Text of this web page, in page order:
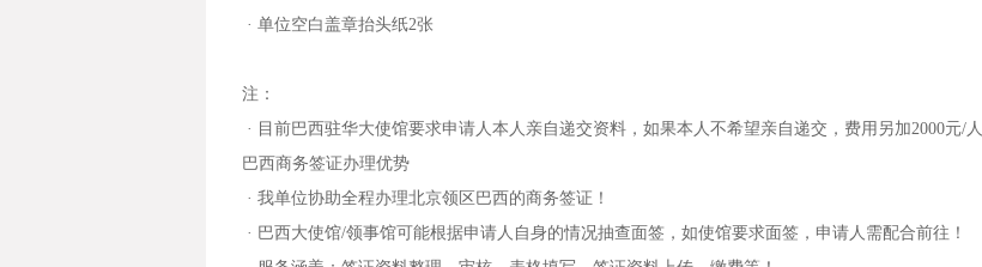
· 单位空白盖章抬头纸2张
注：
· 目前巴西驻华大使馆要求申请人本人亲自递交资料，如果本人不希望亲自递交，费用另加2000元/人
巴西商务签证办理优势
· 我单位协助全程办理北京领区巴西的商务签证！
· 巴西大使馆/领事馆可能根据申请人自身的情况抽查面签，如使馆要求面签，申请人需配合前往！